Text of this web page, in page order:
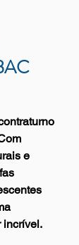
e
incrível.